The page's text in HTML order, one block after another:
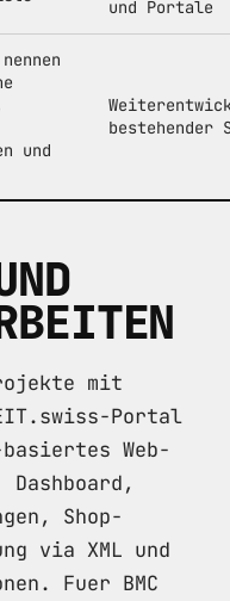
und Portale
und
bestehender
mit
Portal
Web-
Shop-
via XML und
Fuer BMC